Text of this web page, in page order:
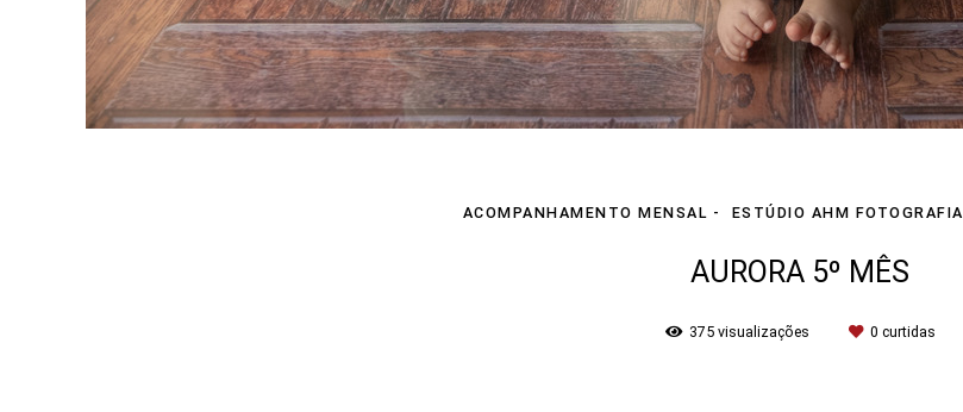
ACOMPANHAMENTO MENSAL ESTÚDIO AHM FOTOGRAFIA
AURORA 5º MÊS
375visualizações 0 curtidas